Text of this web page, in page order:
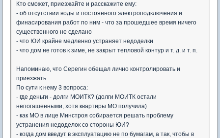
Кто сможет, приезжайте и расскажите ему:
- об отсутствии воды и постоянного электроподключения и
финасирования работ по ним - что за прошедшее время ничего
существенного не сделано
- что ЮИ крайне медленно устраняет недоделки
- что дом не готов к зиме, не закрыт тепловой контур и т. д. и т. п.
Напоминаю, что Серегин обещал лично контролировать и
приезжать.
По сути к нему 3 вопроса:
- где деньги - долги МОИТК? (долги МОИТК остали
непогашенными, хотя квартиры МО получила)
- как МО в лице Минстроя собирается решать проблему
устранения недоделок со стороны ЮИ?
- когда дом введут в эксплуатацию не по бумагам, а так, чтобы в